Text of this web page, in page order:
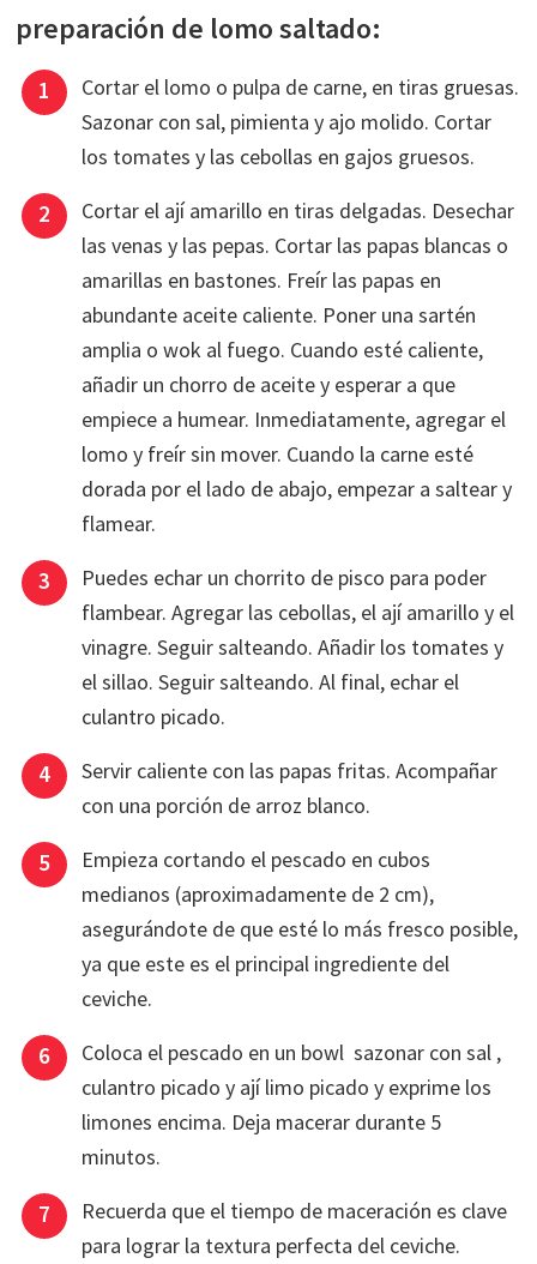
preparación de lomo saltado:
Cortar el lomo o pulpa de carne, en tiras gruesas.
Sazonar con sal, pimienta y ajo molido. Cortar
los tomates y las cebollas en gajos gruesos.
Cortar el ají amarillo en tiras delgadas. Desechar
las venas y las pepas. Cortar las papas blancas o
amarillas en bastones. Freír las papas en
abundante aceite caliente. Poner una sartén
amplia o wok al fuego. Cuando esté caliente,
añadir un chorro de aceite y esperar a que
empiece a humear. Inmediatamente, agregar el
lomo y freír sin mover. Cuando la carne esté
dorada por el lado de abajo, empezar a saltear y
flamear.
Puedes echar un chorrito de pisco para poder
flambear. Agregar las cebollas, el ají amarillo y el
vinagre. Seguir salteando. Añadir los tomates y
el sillao. Seguir salteando. Al final, echar el
culantro picado.
Servir caliente con las papas fritas. Acompañar
con una porción de arroz blanco.
Empieza cortando el pescado en cubos
medianos (aproximadamente de 2 cm),
asegurándote de que esté lo más fresco posible,
ya que este es el principal ingrediente del
ceviche.
Coloca el pescado en un bowl sazonar con sal ,
culantro picado y ají limo picado y exprime los
limones encima. Deja macerar durante 5
minutos.
Recuerda que el tiempo de maceración es clave
para lograr la textura perfecta del ceviche.